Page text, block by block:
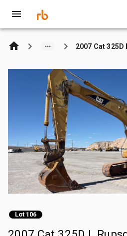
2007 Cat
Lot 106